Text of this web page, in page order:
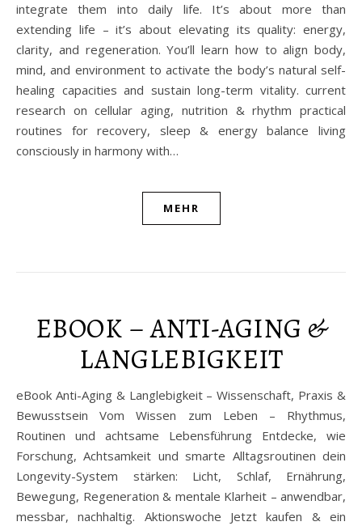
integrate them into daily life. It’s about more than
extending life – it’s about elevating its quality: energy,
clarity, and regeneration. You’ll learn how to align body,
mind, and environment to activate the body’s natural self-
healing capacities and sustain long-term vitality. current
research on cellular aging, nutrition & rhythm practical
routines for recovery, sleep & energy balance living
consciously in harmony with…
MEHR
EBOOK – ANTI-AGING &
LANGLEBIGKEIT
eBook Anti-Aging & Langlebigkeit – Wissenschaft, Praxis &
Bewusstsein Vom Wissen zum Leben – Rhythmus,
Routinen und achtsame Lebensführung Entdecke, wie
Forschung, Achtsamkeit und smarte Alltagsroutinen dein
Longevity-System stärken: Licht, Schlaf, Ernährung,
Bewegung, Regeneration & mentale Klarheit – anwendbar,
messbar, nachhaltig. Aktionswoche Jetzt kaufen & ein